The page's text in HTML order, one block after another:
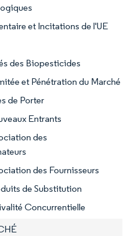
et Incitations de l'UE
des Biopesticides
et Pénétration du Marché
de Porter
Entrants
des
des Fournisseurs
de Substitution
Concurrentielle